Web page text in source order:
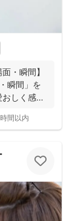
・瞬間】
瞬間」を
しく感じ
間以内